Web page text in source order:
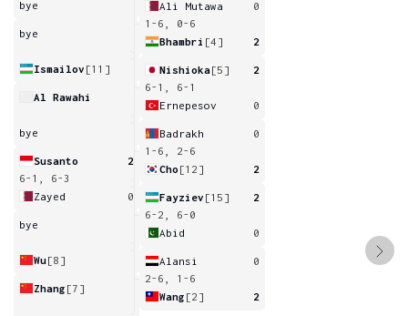
bye
bye
Ismailov [11]
Al Rawahi
bye
Susanto
2
6-1, 6-3
Zayed
0
bye
Wu[8]
Zhang [7]
Ali Mutawa
0
1-6, 0-6
Bhambri [4] 2
Nishioka[5]
2
6-1, 6-1
Ernepesov
0
Badrakh
0
1-6, 2-6
Cho [12] 2
Fayziev [15]
2
6-2, 6-0
Abid
0
Alansi
0
2-6, 1-6
Wang [2] 2